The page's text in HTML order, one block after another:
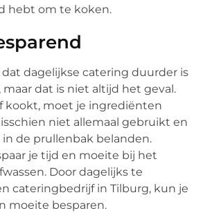
hebt om te koken.
dagelijkse catering duurder is
maar dat is niet altijd het geval.
kookt, moet je ingrediënten
niet allemaal gebruikt en
de prullenbak belanden.
je tijd en moeite bij het
Door dagelijks te
cateringbedrijf in Tilburg, kun je
moeite besparen.